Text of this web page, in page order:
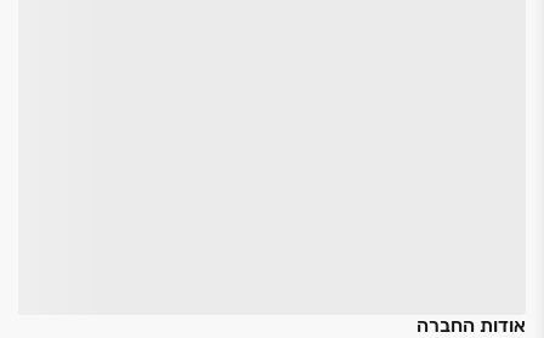
אודות החברה